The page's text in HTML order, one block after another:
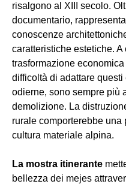
risalgono al XIII secolo.
documentario,
conoscenze
caratteristiche estetiche.
trasformazione
difficoltà di adattare
odierne, sono sempre più
demolizione. La
rurale comporterebbe
cultura materiale alpina.
La mostra itinerante
bellezza dei mejes